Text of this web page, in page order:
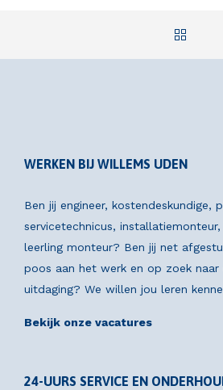
WERKEN BIJ WILLEMS UDEN
Ben jij engineer, kostendeskundige,
servicetechnicus,
leerling monteur? Ben jij net
poos aan het werk en op zoek naar
uitdaging? We willen jou leren
Bekijk onze vacatures
24-UURS SERVICE EN